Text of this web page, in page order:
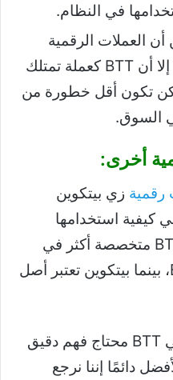
في النظام.
العملات الرقمية
بشكل عام فيها مخاطر، إلا أن BTT كعملة تمتلك
تكون أقل خطورة من
السوق.
رقمية زي بيتكوين
كيفية استخدامها
ومكانتها في السوق. عملة BTT متخصصة أكثر في
خدمة مستخدمي BitTorrent، بينما بيتكوين تعتبر أصل
في النهاية، قرار الاستثمار في BTT محتاج فهم دقيق
دائمًا إننا نرجع